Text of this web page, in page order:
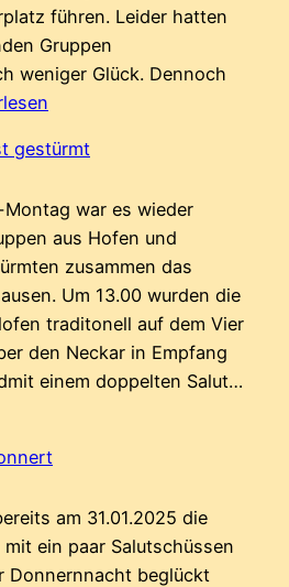
führen. Leider hatten
Gruppen
weniger Glück. Dennoch
gestürmt
war es wieder
aus Hofen und
zusammen das
Um 13.00 wurden die
traditonell auf dem Vier
den Neckar in Empfang
einem doppelten Salut…
am 31.01.2025 die
ein paar Salutschüssen
Donnernnacht beglückt